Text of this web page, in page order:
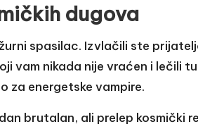
dugova
spasilac. Izvlačili ste
vam nikada nije vraćen i lečili
za energetske vampire.
brutalan, ali prelep kosmički